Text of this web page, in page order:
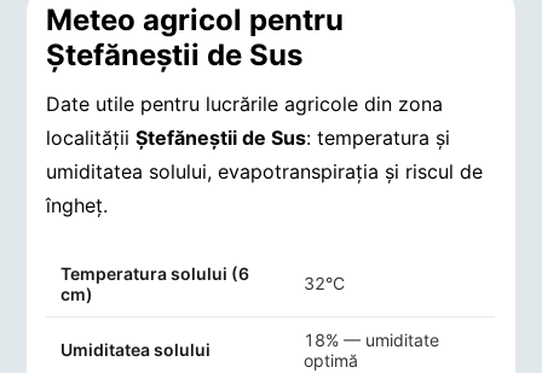
Meteo agricol pentru
Ştefăneştii de Sus
Date utile pentru lucrările agricole din zona
localitățiiŞtefăneştii de Sus: temperatura și
umiditatea solului, evapotranspirația și riscul de
îngheț.
Temperatura solului (6
cm)
32°C
Umiditatea solului
18% — umiditate
optimă